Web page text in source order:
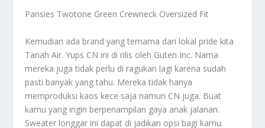
Pansies Twotone Green Crewneck Oversized Fit
Kemudian ada brand yang ternama dari lokal pride kita
Tanah Air. Yups CN ini di rilis oleh Guten Inc. Nama
mereka juga tidak perlu di ragukan lagi karena sudah
pasti banyak yang tahu. Mereka tidak hanya
memproduksi kaos kece saja namun CN juga. Buat
kamu yang ingin berpenampilan gaya anak jalanan.
Sweater longgar ini dapat di jadikan opsi bagi kamu.